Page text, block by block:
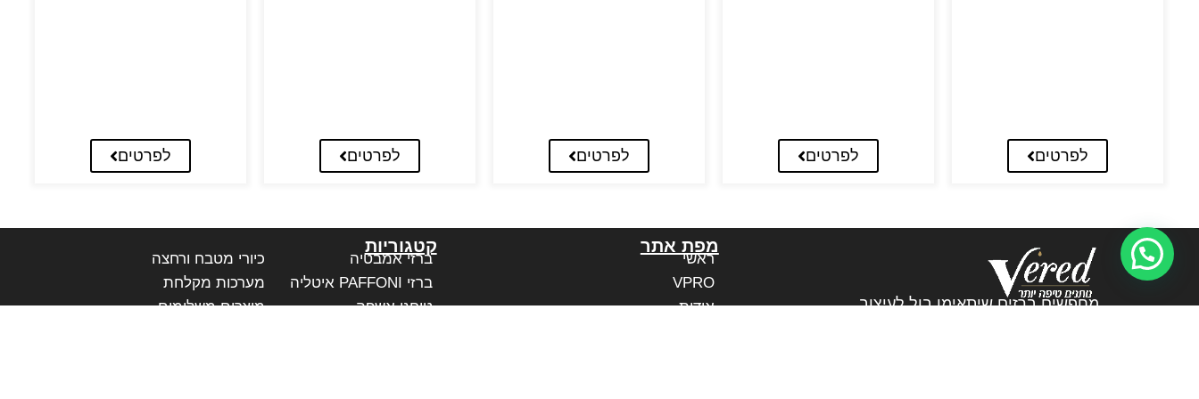
לפרטים לפרטים לפרטים לפרטים לפרטים
מחפשים ברזים שיתאימו בול לעיצוב
מפת אתר
ראשי
VPRO
אודות
קטגוריות
ברזי אמבטיה
ברזי PAFFONI איטליה
טוחני אשפה
כיורי מטבח ורחצה
מערכות מקלחת
מוצרים משלימים